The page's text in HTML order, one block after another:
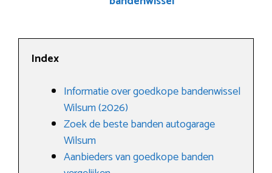
Index
Informatie over goedkope bandenwissel
Wilsum (2026)
Zoek de beste banden autogarage
Wilsum
Aanbieders van goedkope banden